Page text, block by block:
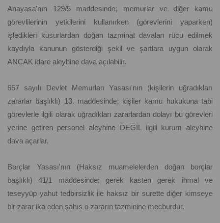
Anayasa'nın 129/5 maddesinde; memurlar ve diğer kamu
görevlilerinin yetkilerini kullanırken (görevlerini yaparken)
işledikleri kusurlardan doğan tazminat davaları rücu edilmek
kaydıyla kanunun gösterdiği şekil ve şartlara uygun olarak
ANCAK idare aleyhine dava açılabilir.
657 sayılı Devlet Memurları Yasası'nın (kişilerin uğradıkları
zararlar başlıklı) 13. maddesinde; kişiler kamu hukukuna tabi
görevlerle ilgili olarak uğradıkları zararlardan dolayı bu görevleri
yerine getiren personel aleyhine DEĞİL ilgili kurum aleyhine
dava açarlar.
Borçlar Yasası'nın (Haksız muamelelerden doğan borçlar
başlıklı) 41/1 maddesinde; gerek kasten gerek ihmal ve
teseyyüp yahut tedbirsizlik ile haksız bir surette diğer kimseye
bir zarar ika eden şahıs o zararın tazminine mecburdur.